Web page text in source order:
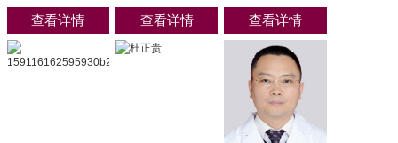
查看详情
查看详情
查看详情